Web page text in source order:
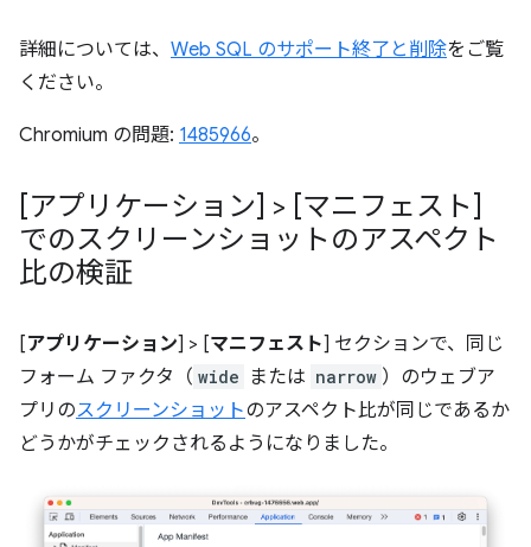
詳細については、 Web SQL のサポート終了と削除をご覧
ください。
Chromium の問題: 1485966。
[アプリケーション] > [マニフェスト]
でのスクリーンショットのアスペクト
比の検証
[アプリケーション] > [マニフェスト] セクションで、同じ
フォーム ファクタ（ wide または narrow ）のウェブア
プリのスクリーンショットのアスペクト比が同じであるか
どうかがチェックされるようになりました。